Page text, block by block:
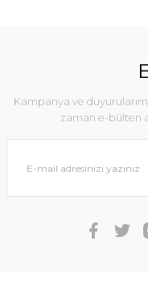
Kampanya ve
zaman e-bülten